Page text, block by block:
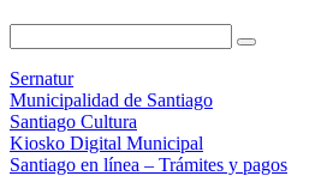
Sernatur
Municipalidad de Santiago
Santiago Cultura
Kiosko Digital Municipal
Santiago en línea – Trámites y pagos